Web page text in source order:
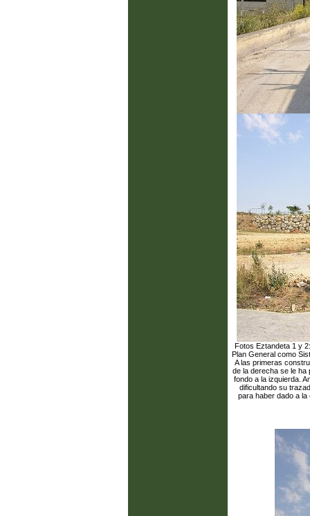
Fotos Eztandeta 1 y
Plan General como
A las primeras
de la derecha se le ha
fondo a la izquierda.
dificultando su
para haber dado a